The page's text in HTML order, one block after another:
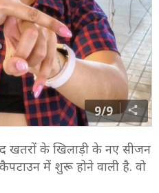
9/9
खतरों के खिलाड़ी के नए सीजन
में शुरू होने वाली है. वो